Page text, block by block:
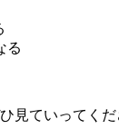
る
見ていってくだ